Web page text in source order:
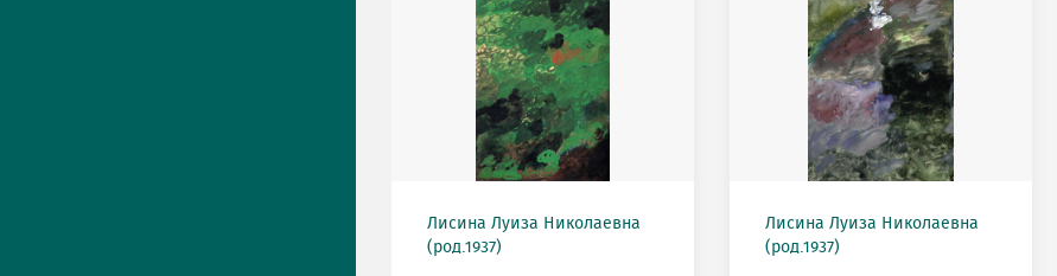
Лисина Луиза Николаевна
(род.1937)
Лисина Луиза Николаевна
(род.1937)